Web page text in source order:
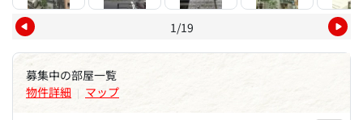
1/19
募集中の部屋一覧
物件詳細 | マップ